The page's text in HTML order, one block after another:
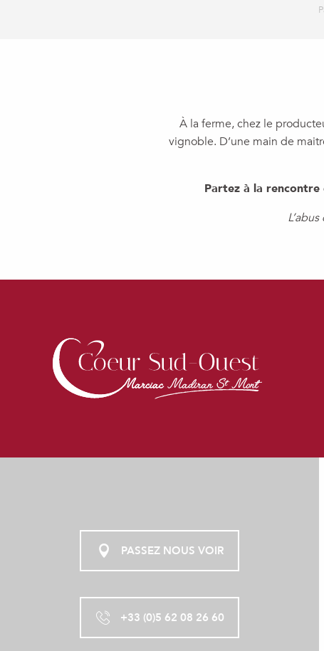
À la ferme, chez le
vignoble. D’une main de
Partez à la rencontre
CHATEAU ET CAVE DE CROUSEILLES
LES VIGNOBLES BRUMONT - CHÂTEAU MONTUS
MAISON DES VINS DE MADIRAN
CHÂTEAU LAFFITTE-TESTON
PASSEZ NOUS VOIR
+33 (0)5 62 08 26 60